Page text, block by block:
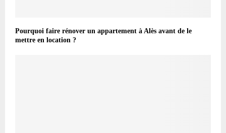
Pourquoi faire rénover un appartement à Alès avant de le
mettre en location ?